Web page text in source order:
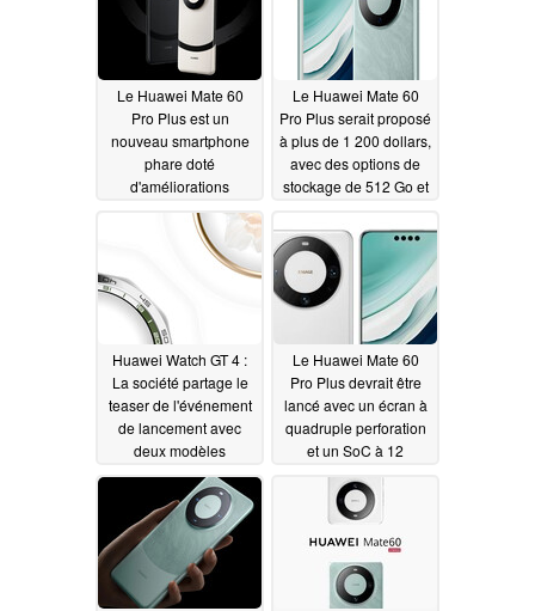
Le Huawei Mate 60
Pro Plus est un
nouveau smartphone
phare doté
d'améliorations
matérielles par rapport
au Mate 60 Pro
09/10/2023
Le Huawei Mate 60
Pro Plus serait proposé
à plus de 1 200 dollars,
avec des options de
stockage de 512 Go et
Huawei Watch GT 4 :
La société partage le
teaser de l'événement
de lancement avec
deux modèles
présentés09/04/2023
Le Huawei Mate 60
Pro Plus devrait être
lancé avec un écran à
quadruple perforation
et un SoC à 12
processeurs
09/03/2023